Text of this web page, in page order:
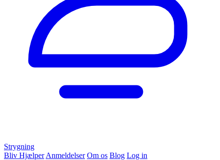
Strygning
Bliv Hjælper Anmeldelser Om os Blog Log in